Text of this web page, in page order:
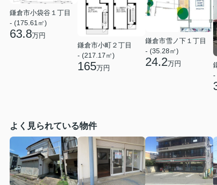
鎌倉市小袋谷１丁目
- (175.61㎡)
63.8万円
鎌倉市小町２丁目
- (217.17㎡)
165万円
鎌倉市雪ノ下１丁目
- (35.28㎡)
24.2万円
-
よく見られている物件